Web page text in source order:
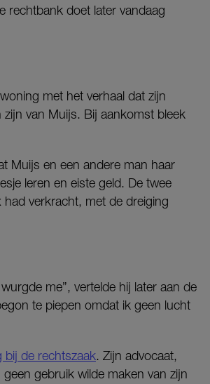
rechtbank doet later vandaag
met het verhaal dat zijn
van Muijs. Bij aankomst bleek
Muijs en een andere man haar
leren en eiste geld. De twee
verkracht, met de dreiging
me”, vertelde hij later aan de
te piepen omdat ik geen lucht
bij de rechtszaak. Zijn advocaat,
gebruik wilde maken van zijn